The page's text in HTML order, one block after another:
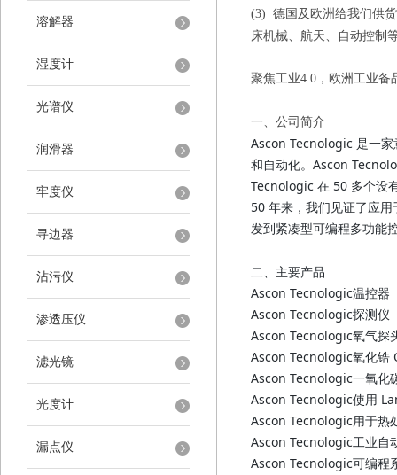
溶解器
湿度计
光谱仪
润滑器
牢度仪
寻边器
沾污仪
渗透压仪
滤光镜
光度计
漏点仪
(3) 德国及欧洲给我们供
床机械、航天、自动控制
聚焦工业4.0 ，欧洲工业
一、 公司简介
Ascon Tecnologic 是一家
和自动化。Ascon
Tecnologic 在 50 多个设
50 年来，我们见证了应
发到紧凑型可编程多功能
二、主要产品
Ascon Tecnologic温控器
Ascon Tecnologic探测仪
Ascon Tecnologic氧气探
Ascon Tecnologic氧化锆
Ascon Tecnologic一氧化
Ascon Tecnologic使用
Ascon Tecnologic用于热
Ascon Tecnologic工业自
Ascon Tecnologic可编程